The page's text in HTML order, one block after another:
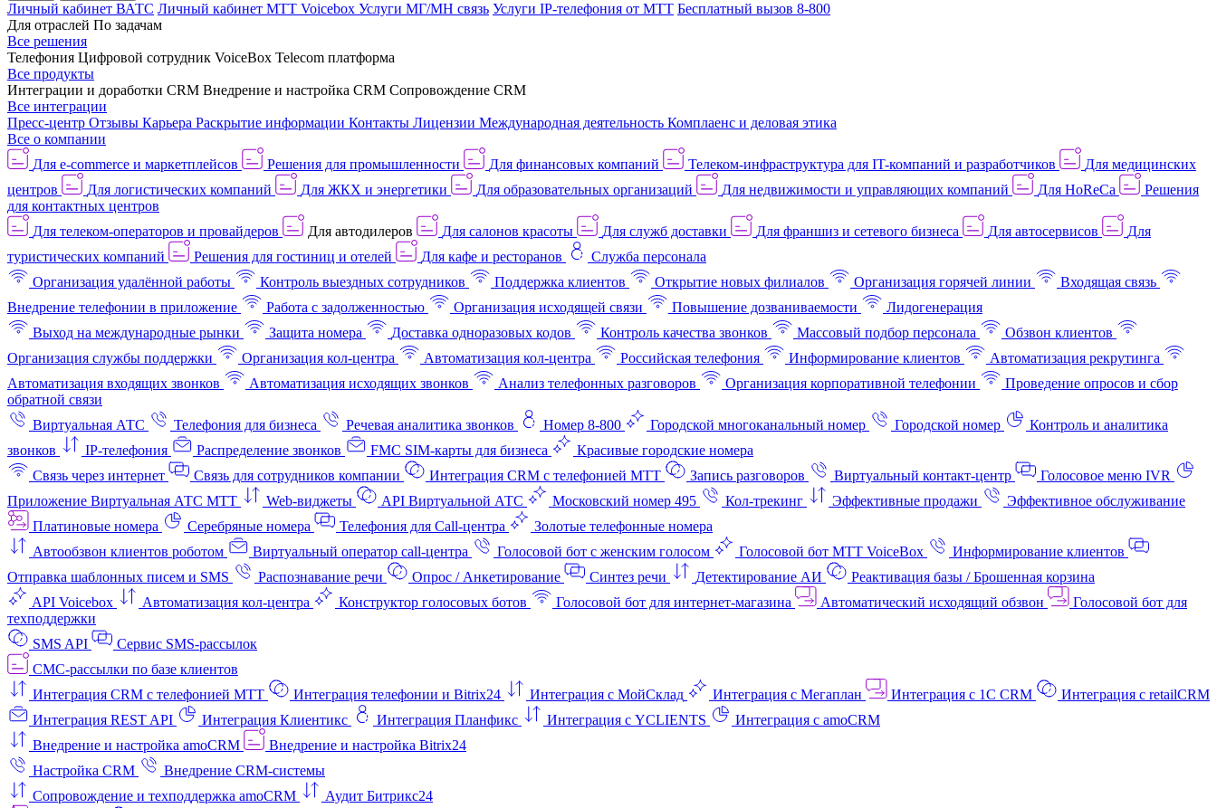
Личный кабинет ВАТС Личный кабинет МТТ Voicebox Услуги МГ/МН связь Услуги IP-телефония от МТТ Бесплатный вызов 8-800
Для отраслей По задачам
Все решения
Телефония Цифровой сотрудник VoiceBox Telecom платформа
Все продукты
Интеграции и доработки CRM Внедрение и настройка CRM Сопровождение CRM
Все интеграции
Пресс-центр Отзывы Карьера Раскрытие информации Контакты Лицензии Международная деятельность Комплаенс и деловая этика
Все о компании
Для e-commerce и маркетплейсов
Решения для промышленности Для финансовых компаний Телеком-инфраструктура для IT-компаний и разработчиков
Для медицинских
центров
Для логистических компаний Для ЖКХ и энергетики Для образовательных организаций Для недвижимости и управляющих компаний Для HoReCa
Решения
для контактных центров
Для телеком-операторов и провайдеров
Для автодилеров Для салонов красоты Для служб доставки Для франшиз и сетевого бизнеса Для автосервисов
Для
туристических компаний
Решения для гостиниц и отелей Для кафе и ресторанов
Служба персонала
Организация удалённой работы
Контроль выездных сотрудников Поддержка клиентов Открытие новых филиалов Организация горячей линии
Входящая связь
Внедрение телефонии в приложение
Работа с задолженностью Организация исходящей связи Повышение дозваниваемости
Лидогенерация
Выход на международные рынки
Защита номера Доставка одноразовых кодов Контроль качества звонков Массовый подбор персонала
Обзвон клиентов
Организация службы поддержки
Организация кол-центра Автоматизация кол-центра Российская телефония Информирование клиентов
Автоматизация рекрутинга
Автоматизация входящих звонков
Автоматизация исходящих звонков Анализ телефонных разговоров Организация корпоративной телефонии
Проведение опросов и сбор
обратной связи
Виртуальная АТС
Телефония для бизнеса Речевая аналитика звонков Номер 8-800 Городской многоканальный номер Городской номер
Контроль и аналитика
звонков
IP-телефония Распределение звонков FMC SIM-карты для бизнеса
Красивые городские номера
Связь через интернет
Связь для сотрудников компании Интеграция CRM с телефонией МТТ Запись разговоров Виртуальный контакт‑центр
Голосовое меню IVR
Приложение Виртуальная АТС МТТ
Web-виджеты API Виртуальной АТС Московский номер 495 Кол-трекинг Эффективные продажи
Эффективное обслуживание
Платиновые номера
Серебряные номера Телефония для Call-центра
Золотые телефонные номера
Автообзвон клиентов роботом
Виртуальный оператор call-центра Голосовой бот с женским голосом Голосовой бот МТТ VoiceBox
Информирование клиентов
Отправка шаблонных писем и SMS
Распознавание речи Опрос / Анкетирование Синтез речи Детектирование АИ
Реактивация базы / Брошенная корзина
API Voicebox
Автоматизация кол‑центра Конструктор голосовых ботов Голосовой бот для интернет‑магазина Автоматический исходящий обзвон
Голосовой бот для
техподдержки
SMS API
Сервис SMS-рассылок
СМС-рассылки по базе клиентов
Интеграция CRM с телефонией МТТ
Интеграция телефонии и Bitrix24 Интеграция с МойСклад Интеграция с Мегаплан Интеграция с 1C CRM
Интеграция с retailCRM
Интеграция REST API
Интеграция Клиентикс Интеграция Планфикс Интеграция с YCLIENTS
Интеграция с amoCRM
Внедрение и настройка amoCRM
Внедрение и настройка Bitrix24
Настройка CRM
Внедрение CRM-системы
Сопровождение и техподдержка amoCRM
Аудит Битрикс24